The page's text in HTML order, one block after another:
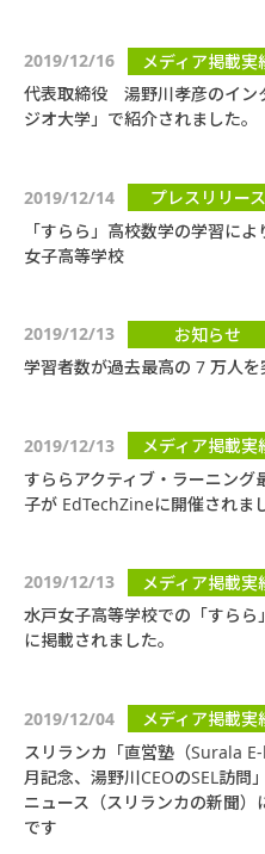
2019/12/16
メディア掲載実
代表取締役 湯野川孝彦のイン
ジオ大学」で紹介されました。
2019/12/14
プレスリリース
「すらら」高校数学の学習に
女子高等学校
2019/12/13
お知らせ
学習者数が過去最高の 7 万人
2019/12/13
メディア掲載実
すららアクティブ・ラーニン
子が EdTechZineに開催されま
2019/12/13
メディア掲載実
水戸女子高等学校での「すらら
に掲載されました。
2019/12/04
メディア掲載実
スリランカ「直営塾（Surala
月記念、湯野川CEOのSEL訪問
ニュース（スリランカの新聞
です